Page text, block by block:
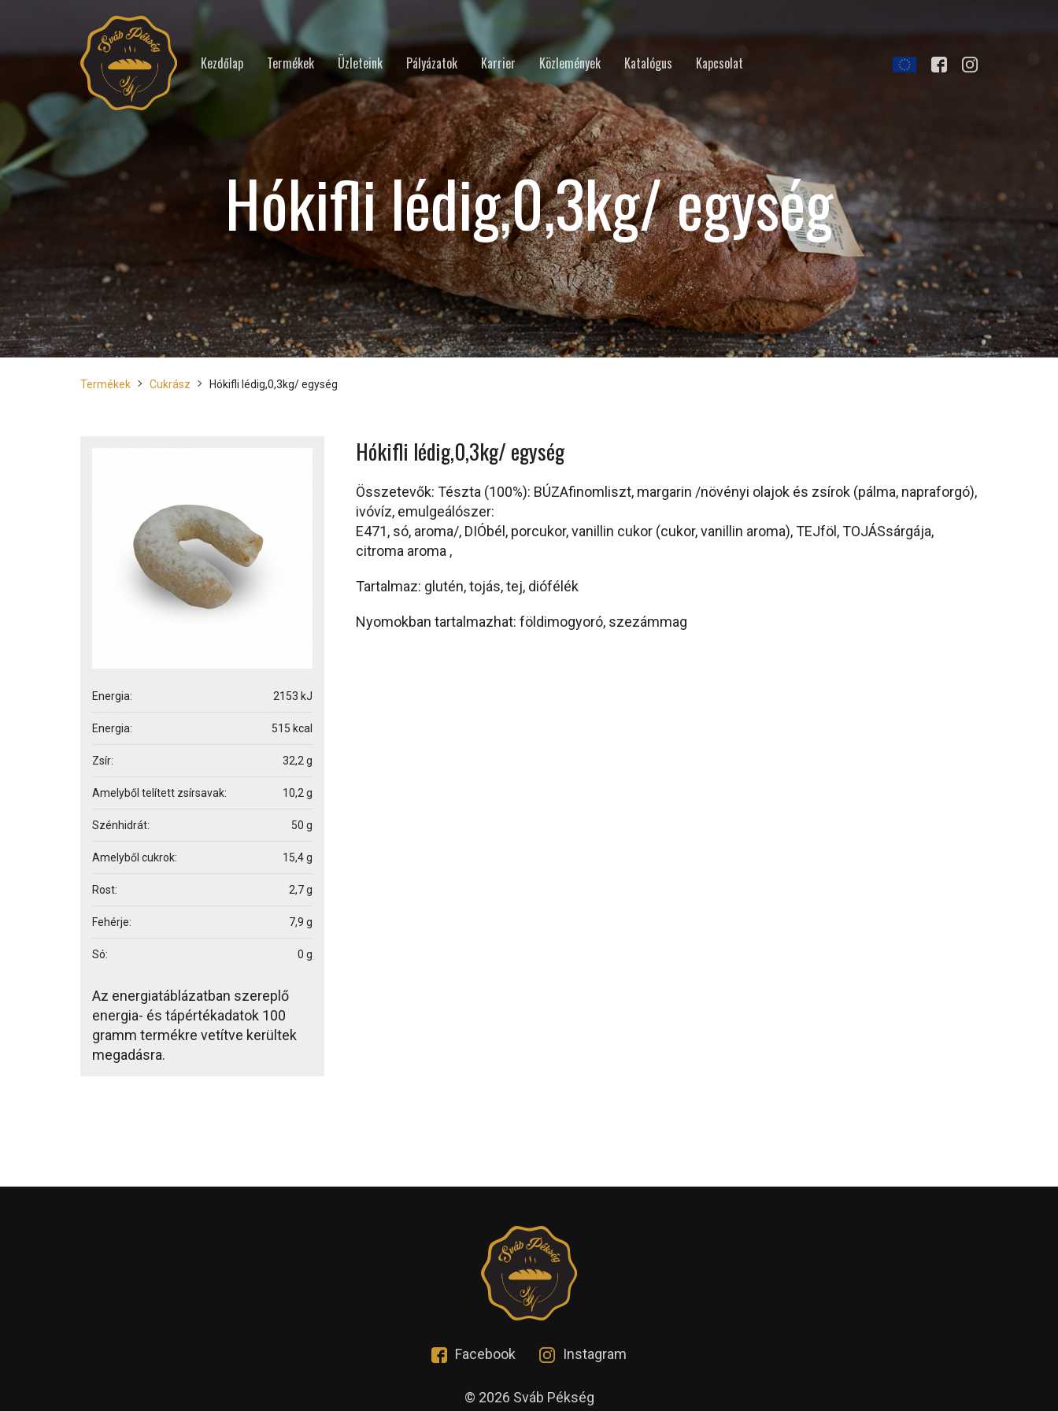
Kezdőlap Termékek Üzleteink Pályázatok Karrier Közlemények Katalógus Kapcsolat
Hókifli lédig,0,3kg/ egység
Termékek Cukrász Hókifli lédig,0,3kg/ egység
Energia: 2153 kJ
Energia: 515 kcal
Zsír: 32,2 g
Amelyből telített zsírsavak: 10,2 g
Szénhidrát: 50 g
Amelyből cukrok: 15,4 g
Rost: 2,7 g
Fehérje: 7,9 g
Só: 0 g
Az energiatáblázatban szereplő
energia- és tápértékadatok 100
gramm termékre vetítve kerültek
megadásra.
Hókifli lédig,0,3kg/ egység
Összetevők: Tészta (100%): BÚZAfinomliszt, margarin /növényi olajok és zsírok (pálma, napraforgó),
ivóvíz, emulgeálószer:
E471, só, aroma/, DIÓbél, porcukor, vanillin cukor (cukor, vanillin aroma), TEJföl, TOJÁSsárgája,
citroma aroma ,
Tartalmaz: glutén, tojás, tej, diófélék
Nyomokban tartalmazhat: földimogyoró, szezámmag
Facebook Instagram
© 2026 Sváb Pékség